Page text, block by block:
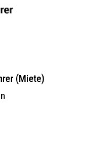
(Miete)